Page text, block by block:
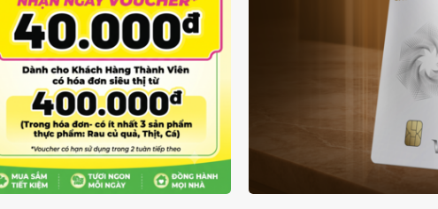
GIÁ LUÔN RẺ TỪ 6/8 - 31/10
ƯU ĐÃI THẺ VẬT LÝ